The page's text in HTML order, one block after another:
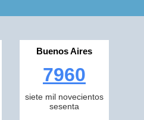
Buenos Aires
7960
siete mil novecientos
sesenta